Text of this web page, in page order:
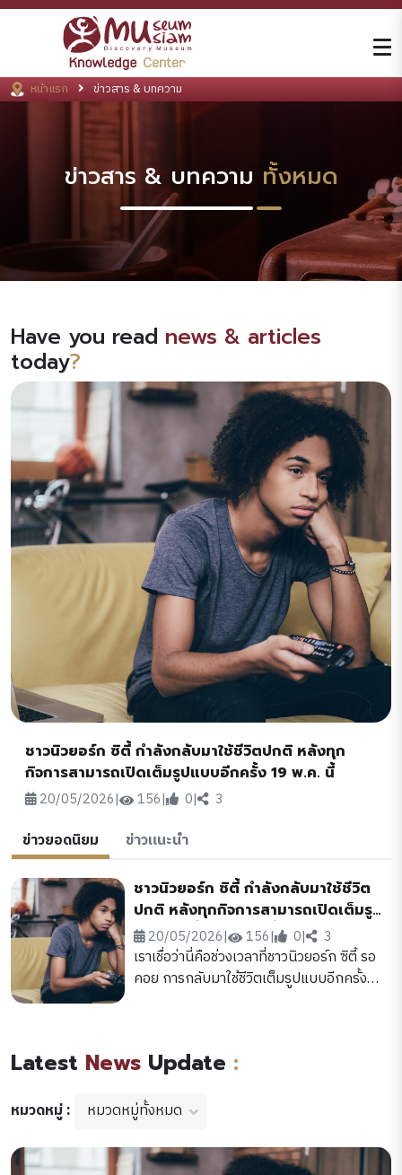
หน้าแรก ข่าวสาร & บทความ
ข่าวสาร & บทความ ทั้งหมด
Have you read news & articles
today?
ชาวนิวยอร์ก ซิตี้ กำลังกลับมาใช้ชีวิตปกติ หลังทุก
กิจการสามารถเปิดเต็มรูปแบบอีกครั้ง 19 พ.ค. นี้
20/05/2026| 156| 0| 3
ข่าวยอดนิยม ข่าวแนะนำ
ชาวนิวยอร์ก ซิตี้ กำลังกลับมาใช้ชีวิต
ปกติ หลังทุกกิจการสามารถเปิดเต็มรูป
แบบอีกครั้ง 19 พ.ค. นี้
20/05/2026| 156| 0| 3
เราเชื่อว่านี่คือช่วงเวลาที่ชาวนิวยอร์ก ซิตี้ รอ
คอย การกลับมาใช้ชีวิตเต็มรูปแบบอีกครั้ง
หลายสถานที่จะกลับมาเปิดให้บริการเต็มรูป
นั่งหรือเว้นระยะห่าง
Latest News Update :
หมวดหมู่ : หมวดหมู่ทั้งหมด